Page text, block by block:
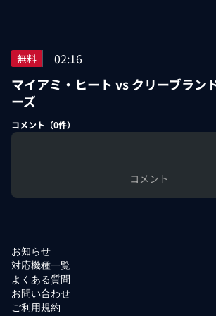
無料 02:16
マイアミ・ヒート vs クリーブラン
ーズ
コメント（0件）
コメント
お知らせ
対応機種一覧
よくある質問
お問い合わせ
ご利用規約